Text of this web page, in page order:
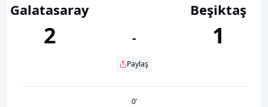
Galatasaray
2 -
Paylaş
Beşiktaş
1
0’